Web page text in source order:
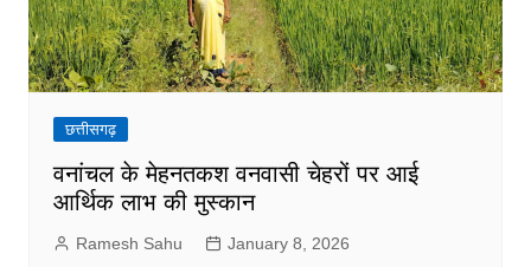
छत्तीसगढ़
वनांचल के मेहनतकश वनवासी चेहरों पर आई
आर्थिक लाभ की मुस्कान
Ramesh Sahu January 8, 2026